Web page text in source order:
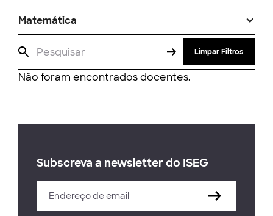
Matemática
Limpar Filtros
Não foram encontrados docentes.
Subscreva a newsletter do ISEG